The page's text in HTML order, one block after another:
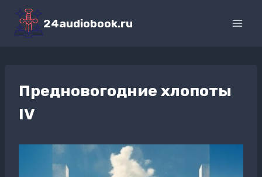
Перейти
содержимому
24audiobook.ru
Предновогодние хлопоты
IV